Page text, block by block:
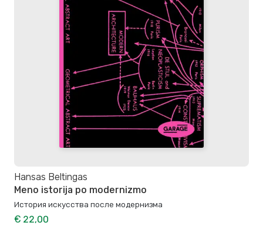
Hansas Beltingas
Meno istorija po modernizmo
История искусства после модернизма
€ 22,00